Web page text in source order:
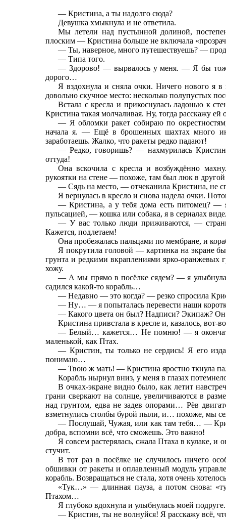
— Кристина, а ты надолго сюда?
Девушка хмыкнула и не ответила.
Мы летели над пустынной долиной,
плоским — Кристина больше не включала
— Ты, наверное, много путешествуешь? —
— Типа того.
— Здорово! — вырвалось у меня. — Я бы тоже
дорого…
Я вздохнула и сняла очки. Ничего нового
довольно скучное место: несколько полупустых
Встала с кресла и прикоснулась ладонью к
Кристина такая молчаливая. Ну, тогда расскажу ей
— Я обломки ракет собираю по
начала я. — Ещё в брошенных шахтах много
заработаешь. Жалко, что ракеты редко падают!
— Редко, говоришь? — нахмурилась
оттуда!
Она вскочила с кресла и возбуждённо
рукоятки на стене — похоже, там был люк в другой
— Сядь на место, — отчеканила Кристина, не
Я вернулась в кресло и снова надела очки.
— Кристина, а у тебя дома есть питомец? —
пульсацией, — кошка или собака, я в сериалах
— У вас только люди приживаются, —
Кажется, подлетаем!
Она пробежалась пальцами по мембране, и
Я покрутила головой — картинка на экране
грунта и редкими вкраплениями ярко-оранжевых
хожу.
— А мы прямо в посёлке сядем? — я
садился какой-то корабль…
— Недавно — это когда? — резко спросила
— Ну… — я попыталась перевести наши
— Какого цвета он был? Надписи? Экипаж? Он
Кристина привстала в кресле и, казалось, вот-
— Белый… кажется… Не помню! — я
маленькой, как Птах.
— Кристин, ты только не сердись! Я его
понимаю…
— Твою ж мать! — Кристина яростно ткнула
Корабль нырнул вниз, у меня в глазах
В очках-экране видно было, как летит
грани сверкают на солнце, увеличиваются в
над грунтом, едва не задев опорами… Рёв
взметнулись столбы бурой пыли, и… похоже, мы
— Послушай, Чужая, или как там тебя… —
добра, вспомни всё, что сможешь. Это важно!
Я совсем растерялась, сжала Птаха в кулаке,
стучит.
В тот раз в посёлке не случилось ничего
обшивки от ракеты и оплавленный модуль
корабль. Возвращаться не стала, хотя очень
«Тук…» — длинная пауза, а потом снова:
Птахом…
Я глубоко вдохнула и улыбнулась моей подруге.
— Кристин, ты не волнуйся! Я расскажу всё,